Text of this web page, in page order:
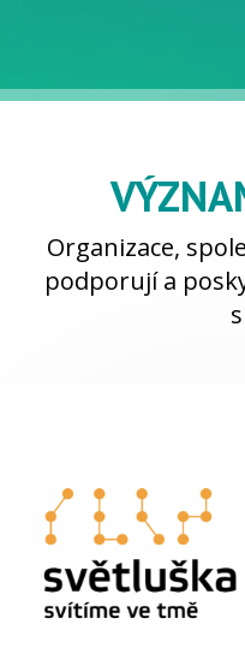
Organizace,
podporují a